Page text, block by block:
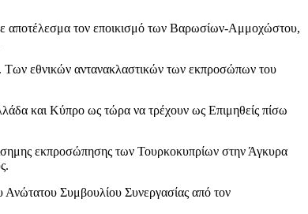
αποτέλεσμα τον εποικισμό των Βαρωσίων-Αμμοχώστου,
Των εθνικών αντανακλαστικών των εκπροσώπων του
και Κύπρο ως τώρα να τρέχουν ως Επιμηθείς πίσω
εκπροσώπησης των Τουρκοκυπρίων στην Άγκυρα
Συμβουλίου Συνεργασίας από τον